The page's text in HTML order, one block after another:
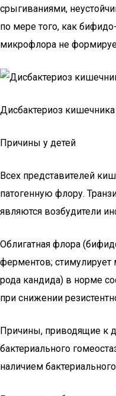
срыгиваниями,
по мере того, как
микрофлора не
Дисбактериоз кишечника
Причины у детей
Всех представителей
патогенную флору.
являются возбудители
Облигатная флора
ферментов; стимулирует
рода кандида) в норме
при снижении
Причины, приводящие к
бактериального
наличием